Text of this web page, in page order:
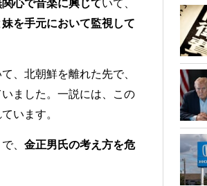
心で音楽に興じていて、
妹を手元において監視して
て、北朝鮮を離れた先で、
いました。一説には、この
います。
、 金正男氏の考え方を危